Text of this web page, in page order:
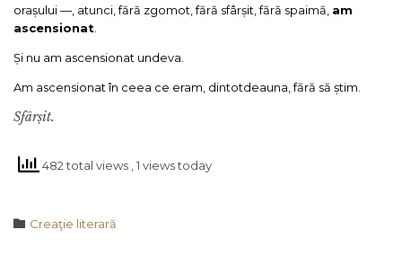
orașului —, atunci, fără zgomot, fără sfârșit, fără spaimă, am
ascensionat
Și nu am ascensionat undeva.
Am ascensionat în ceea ce eram, dintotdeauna, fără să știm.
Sfârșit.
482 total views , 1 views today
 Category
Creaţie literară